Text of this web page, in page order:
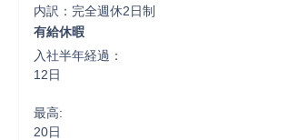
内訳：完全週休2日制
有給休暇
入社半年経過：
12日
最高:
20日